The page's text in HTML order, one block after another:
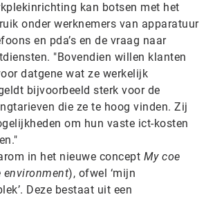
kan botsen met het
onder werknemers van apparatuur
en pda’s en de vraag naar
"Bovendien willen klanten
datgene wat ze werkelijk
bijvoorbeeld sterk voor de
die ze te hoog vinden. Zij
om hun vaste ict-kosten
in het nieuwe concept My coe
), ofwel ‘mijn
Deze bestaat uit een